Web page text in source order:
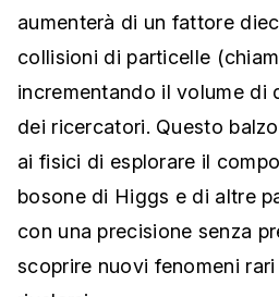
aumenterà di un fattore
collisioni di particelle
incrementando il volume di
dei ricercatori. Questo
ai fisici di esplorare il
bosone di Higgs e di altre
con una precisione senza
scoprire nuovi fenomeni